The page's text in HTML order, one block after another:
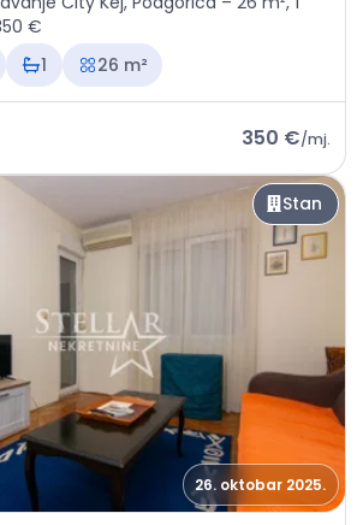
€
1 26 m²
350 €/mj.
Stan
26. oktobar 2025.